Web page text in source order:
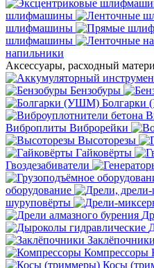
шлифмашины
шлифмашины
шлифмашины
напильники
Аксессуары, расходный
Бензобуры
Виброплиты Виброрейки
Высоторезы
Гайковёрты
Гвоздезабиватели
оборудование
шуруповёрты
Заклёпочники
Компрессоры
Косы